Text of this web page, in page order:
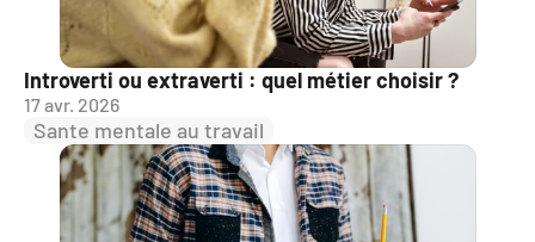
Introverti ou extraverti : quel métier choisir ?
17 avr. 2026
Sante mentale au travail